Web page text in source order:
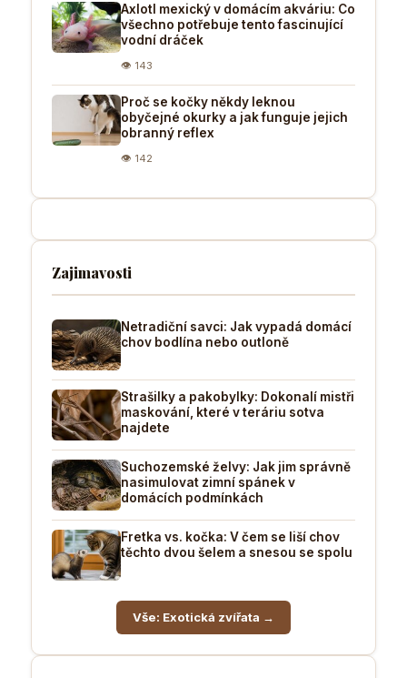
Axlotl mexický v domácím akváriu: Co
všechno potřebuje tento fascinující
vodní dráček
👁 143
Proč se kočky někdy leknou
obyčejné okurky a jak funguje jejich
obranný reflex
👁 142
Zajimavosti
Netradiční savci: Jak vypadá domácí
chov bodlína nebo outloně
Strašilky a pakobylky: Dokonalí mistři
maskování, které v teráriu sotva
najdete
Suchozemské želvy: Jak jim správně
nasimulovat zimní spánek v
domácích podmínkách
Fretka vs. kočka: V čem se liší chov
těchto dvou šelem a snesou se spolu
Vše: Exotická zvířata →